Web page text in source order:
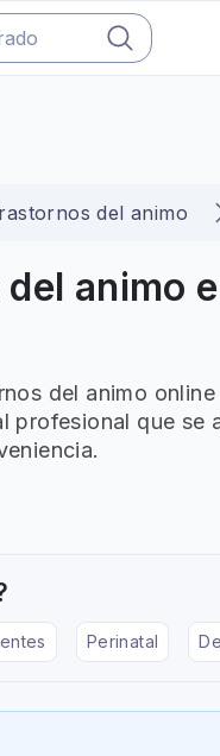
del animo
animo
del animo
profesional que se
Perinatal